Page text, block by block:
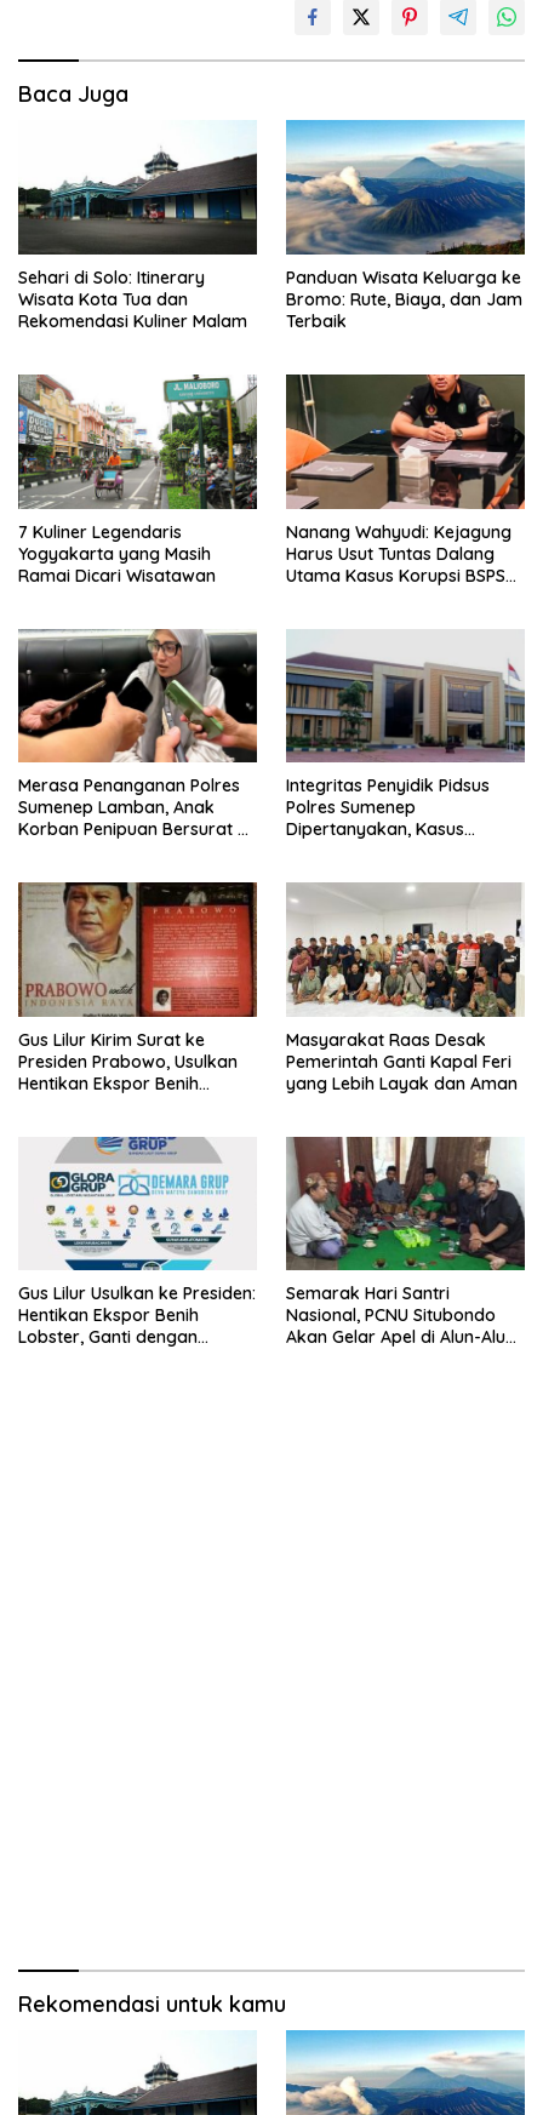
Baca Juga
Sehari di Solo: Itinerary
Wisata Kota Tua dan
Rekomendasi Kuliner Malam
Panduan Wisata Keluarga ke
Bromo: Rute, Biaya, dan Jam
Terbaik
7 Kuliner Legendaris
Yogyakarta yang Masih
Ramai Dicari Wisatawan
Nanang Wahyudi: Kejagung
Harus Usut Tuntas Dalang
Utama Kasus Korupsi BSPS
Merasa Penanganan Polres
Sumenep Lamban, Anak
Korban Penipuan Bersurat ke
Integritas Penyidik Pidsus
Polres Sumenep
Dipertanyakan, Kasus
Kepastian
Gus Lilur Kirim Surat ke
Presiden Prabowo, Usulkan
Hentikan Ekspor Benih
Masyarakat Raas Desak
Pemerintah Ganti Kapal Feri
yang Lebih Layak dan Aman
Gus Lilur Usulkan ke Presiden:
Hentikan Ekspor Benih
Lobster, Ganti dengan
Semarak Hari Santri
Nasional, PCNU Situbondo
Akan Gelar Apel di Alun-Alun
Rekomendasi untuk kamu